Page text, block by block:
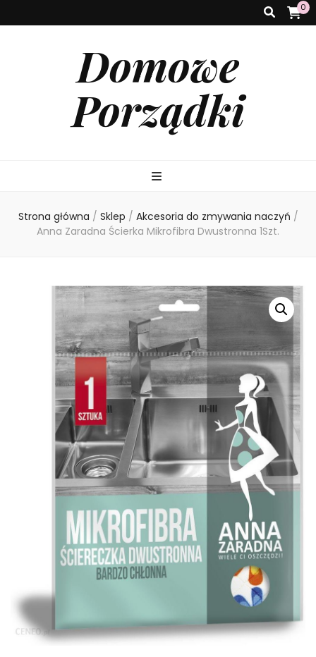
0
Domowe
Porządki
Strona główna / Sklep / Akcesoria do zmywania naczyń /
Anna Zaradna Ścierka Mikrofibra Dwustronna 1Szt.